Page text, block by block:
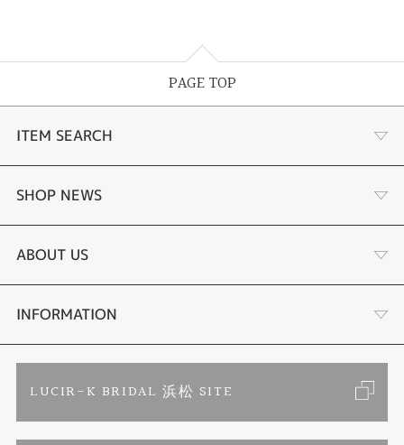
PAGE TOP
ITEM SEARCH
あこや真珠
黒蝶真珠
時計
色石
ジュエリーリフォーム
SHOP NEWS
個性溢れる色石の魅力
YouTube ルシルケイチャンネル
ブライダルリングサイト
ブランドリスト
ABOUT US
店舗情報・会社概要
お客様の声
INFORMATION
LUCIR-K BRIDAL 浜松 SITE